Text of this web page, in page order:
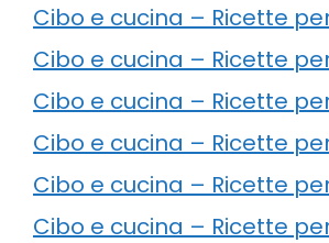
Cibo e cucina – Ricette
Cibo e cucina – Ricette
Cibo e cucina – Ricette
Cibo e cucina – Ricette
Cibo e cucina – Ricette
Cibo e cucina – Ricette